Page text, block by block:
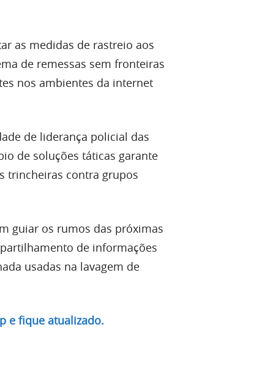
as medidas de rastreio aos
de remessas sem fronteiras
nos ambientes da internet
de liderança policial das
de soluções táticas garante
trincheiras contra grupos
guiar os rumos das próximas
de informações
usadas na lavagem de
e fique atualizado.